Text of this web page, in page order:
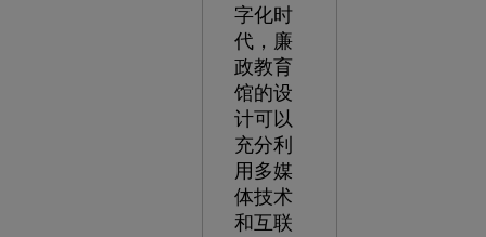
字化时
代，廉
政教育
馆的设
计可以
充分利
用多媒
体技术
和互联